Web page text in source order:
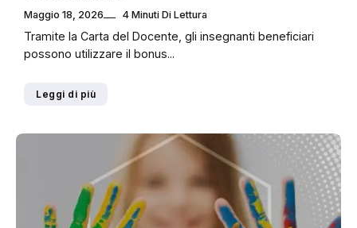
Maggio 18, 2026 4 Minuti Di Lettura
Tramite la Carta del Docente, gli insegnanti beneficiari
possono utilizzare il bonus...
Leggi di più